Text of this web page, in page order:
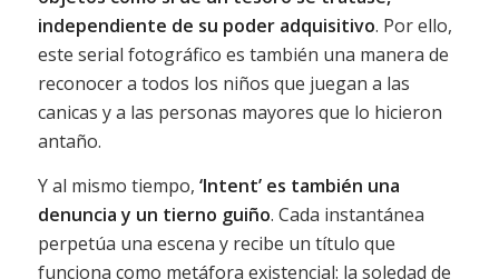
independiente de su poder adquisitivo. Por ello,
este serial fotográfico es también una manera de
reconocer a todos los niños que juegan a las
canicas y a las personas mayores que lo hicieron
antaño.
Y al mismo tiempo, ‘Intent’ es también una
denuncia y un tierno guiño. Cada instantánea
perpetúa una escena y recibe un título que
funciona como metáfora existencial: la soledad de